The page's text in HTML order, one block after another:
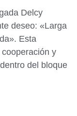
Delcy
deseo: «Larga
Esta
y
del bloque